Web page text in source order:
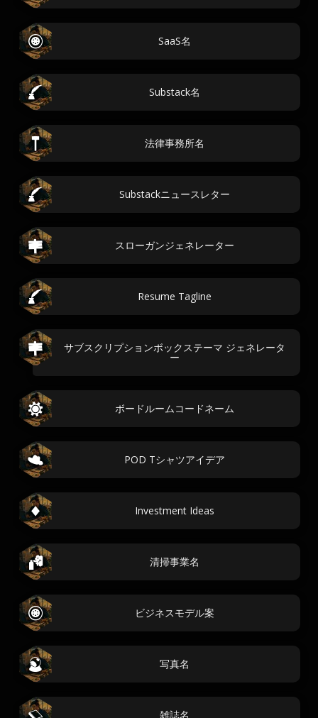
SaaS名
Substack名
法律事務所名
Substackニュースレター
スローガンジェネレーター
Resume Tagline
サブスクリプションボックステーマ ジェネレータ
ー
ボードルームコードネーム
POD Tシャツアイデア
Investment Ideas
清掃事業名
ビジネスモデル案
写真名
雑誌名